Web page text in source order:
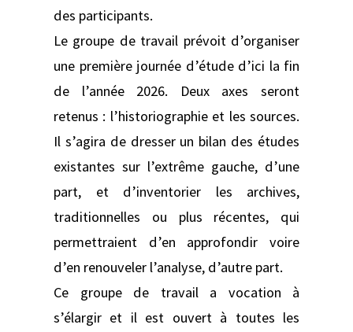
des participants.
Le groupe de travail prévoit d’organiser
une première journée d’étude d’ici la fin
de l’année 2026. Deux axes seront
retenus : l’historiographie et les sources.
Il s’agira de dresser un bilan des études
existantes sur l’extrême gauche, d’une
part, et d’inventorier les archives,
traditionnelles ou plus récentes, qui
permettraient d’en approfondir voire
d’en renouveler l’analyse, d’autre part.
Ce groupe de travail a vocation à
s’élargir et il est ouvert à toutes les